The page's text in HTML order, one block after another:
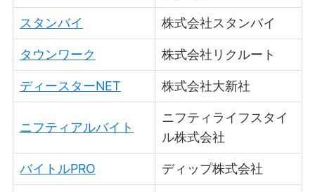
スタンバイ 株式会社スタンバイ
タウンワーク 株式会社リクルート
ディースターNET 株式会社大新社
ニフティアルバイト
ニフティライフスタイ
ル株式会社
バイトルPRO ディップ株式会社